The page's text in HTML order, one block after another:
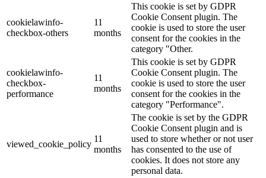
cookielawinfo-
checkbox-others
11
months
This cookie is set by GDPR
Cookie Consent plugin. The
cookie is used to store the user
consent for the cookies in the
category "Other.
cookielawinfo-
checkbox-
performance
11
months
This cookie is set by GDPR
Cookie Consent plugin. The
cookie is used to store the user
consent for the cookies in the
category "Performance".
viewed_cookie_policy
11
months
The cookie is set by the GDPR
Cookie Consent plugin and is
used to store whether or not user
has consented to the use of
cookies. It does not store any
personal data.